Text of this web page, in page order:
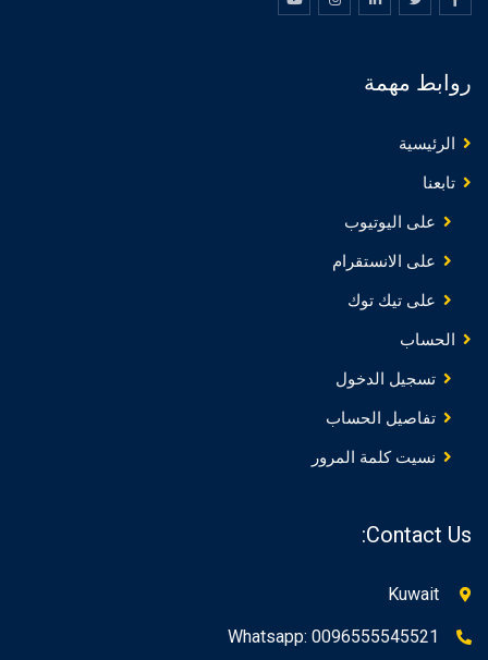
روابط مهمة
الرئيسية
تابعنا
على اليوتيوب
على الانستقرام
على تيك توك
الحساب
تسجيل الدخول
تفاصيل الحساب
نسيت كلمة المرور
Contact Us:
Kuwait
Whatsapp: 0096555545521